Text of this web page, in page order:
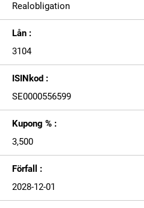
Realobligation
Lån :
3104
ISINkod :
SE0000556599
Kupong % :
3,500
Förfall :
2028-12-01